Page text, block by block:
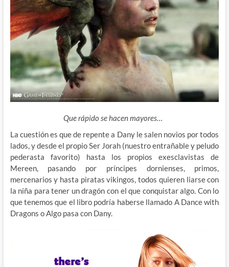
Que rápido se hacen mayores…
La cuestión es que de repente a Dany le salen novios por todos
lados, y desde el propio Ser Jorah (nuestro entrañable y peludo
pederasta favorito) hasta los propios exesclavistas de
Mereen, pasando por príncipes dornienses, primos,
mercenarios y hasta piratas vikingos, todos quieren liarse con
la niña para tener un dragón con el que conquistar algo. Con lo
que tenemos que el libro podría haberse llamado A Dance with
Dragons o Algo pasa con Dany.